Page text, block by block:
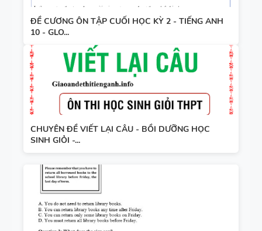
ĐỀ CƯƠNG ÔN TẬP CUỐI HỌC KỲ 2 - TIẾNG ANH
10 - GLO...
CHUYÊN ĐỀ VIẾT LẠI CÂU - BỒI DƯỠNG HỌC
SINH GIỎI -...